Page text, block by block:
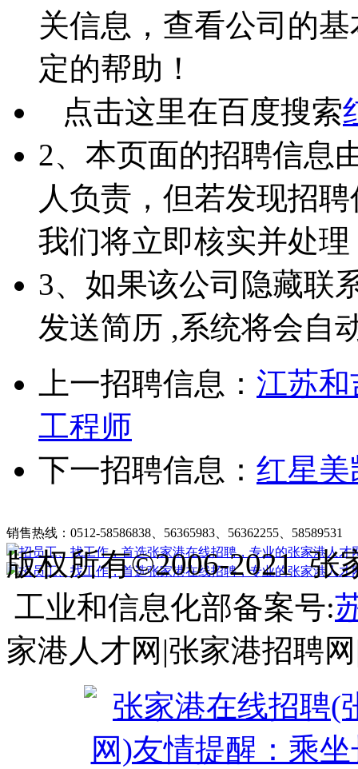
关信息，查看公司的
定的帮助！
点击这里在百度搜索
2、本页面的招聘信息
人负责，但若发现招
我们将立即核实并处理
3、如果该公司隐藏联
发送简历 ,系统将会自
上一招聘信息： 江苏
工程师
下一招聘信息： 红星
销售热线：0512-58586838、56365983、56362255、58589531
版权所有©2006-2021 张
工业和信息化部备案号:
家港人才网|张家港招聘